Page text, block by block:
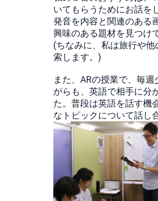
いてもらうためにお話を
発音を内容と関連のある
興味のある題材を見つけ
(ちなみに、私は旅行や他
索します。)
また、ARの授業で、毎
がらも、英語で相手に分
た。普段は英語を話す機
なトピックについて話し